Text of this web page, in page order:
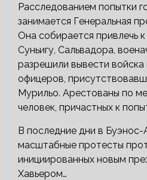
Расследованием попытки
занимается Генеральная
Она собирается привлечь
Суньигу, Сальвадора,
разрешили вывести войска
офицеров,
Мурильо. Арестованы по
человек, причастных к
В последние дни в
масштабные протесты
инициированных новым
Хавьером…